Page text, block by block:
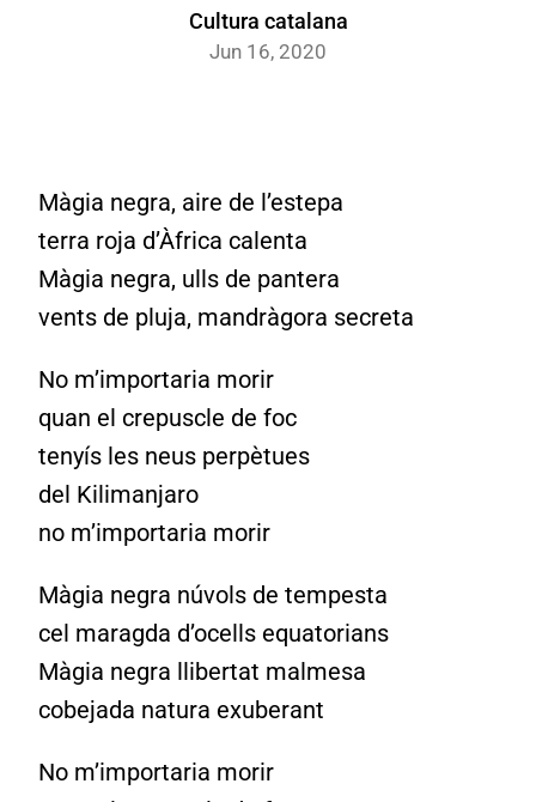
Cultura catalana
Jun 16, 2020
Màgia negra, aire de l’estepa
terra roja d’Àfrica calenta
Màgia negra, ulls de pantera
vents de pluja, mandràgora secreta
No m’importaria morir
quan el crepuscle de foc
tenyís les neus perpètues
del Kilimanjaro
no m’importaria morir
Màgia negra núvols de tempesta
cel maragda d’ocells equatorians
Màgia negra llibertat malmesa
cobejada natura exuberant
No m’importaria morir